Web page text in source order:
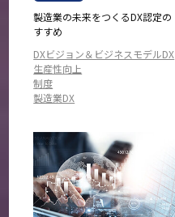
製造業の未来をつくるDX認定の
すすめ
DXビジョン＆ビジネスモデルDX
生産性向上
制度
製造業DX